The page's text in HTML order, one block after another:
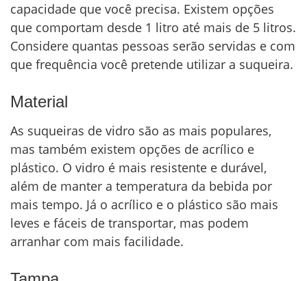
capacidade que você precisa. Existem opções
que comportam desde 1 litro até mais de 5 litros.
Considere quantas pessoas serão servidas e com
que frequência você pretende utilizar a suqueira.
Material
As suqueiras de vidro são as mais populares,
mas também existem opções de acrílico e
plástico. O vidro é mais resistente e durável,
além de manter a temperatura da bebida por
mais tempo. Já o acrílico e o plástico são mais
leves e fáceis de transportar, mas podem
arranhar com mais facilidade.